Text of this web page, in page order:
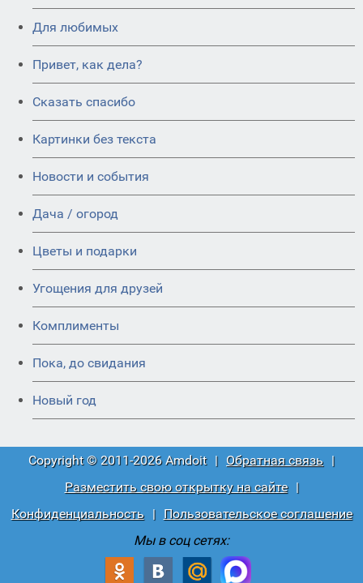
Для любимых
Привет, как дела?
Сказать спасибо
Картинки без текста
Новости и события
Дача / огород
Цветы и подарки
Угощения для друзей
Комплименты
Пока, до свидания
Новый год
Copyright © 2011-2026 Amdoit | Обратная связь |
Разместить свою открытку на сайте
|
Конфиденциальность
|
Пользовательское соглашение
Мы в соц сетях: